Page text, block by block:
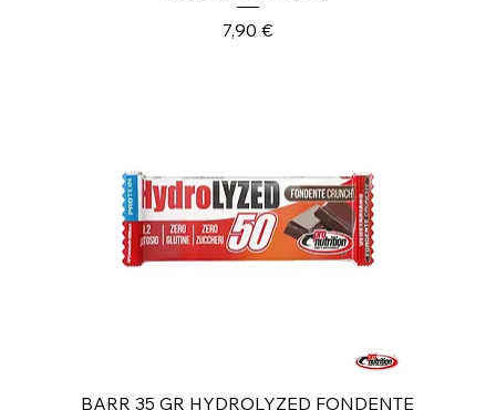
Prezzo
7,90 €
BARR 35 GR HYDROLYZED FONDENTE